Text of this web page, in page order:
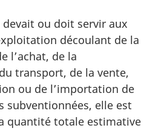
ou doit servir aux
découlant de la
l’achat, de la
transport, de la vente,
ou de l’importation de
subventionnées, elle est
quantité totale estimative